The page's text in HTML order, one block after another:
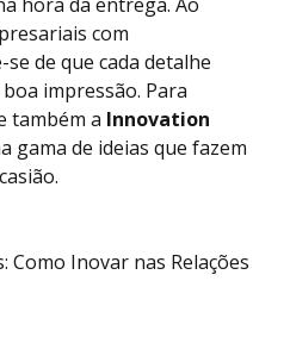
com
de que cada detalhe
impressão. Para
também a Innovation
gama de ideias que fazem
Como Inovar nas Relações